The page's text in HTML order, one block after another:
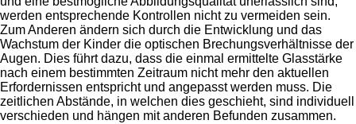
werden entsprechende Kontrollen nicht zu vermeiden sein.
Zum Anderen ändern sich durch die Entwicklung und das
Wachstum der Kinder die optischen Brechungsverhältnisse der
Augen. Dies führt dazu, dass die einmal ermittelte Glasstärke
nach einem bestimmten Zeitraum nicht mehr den aktuellen
Erfordernissen entspricht und angepasst werden muss. Die
zeitlichen Abstände, in welchen dies geschieht, sind individuell
verschieden und hängen mit anderen Befunden zusammen.